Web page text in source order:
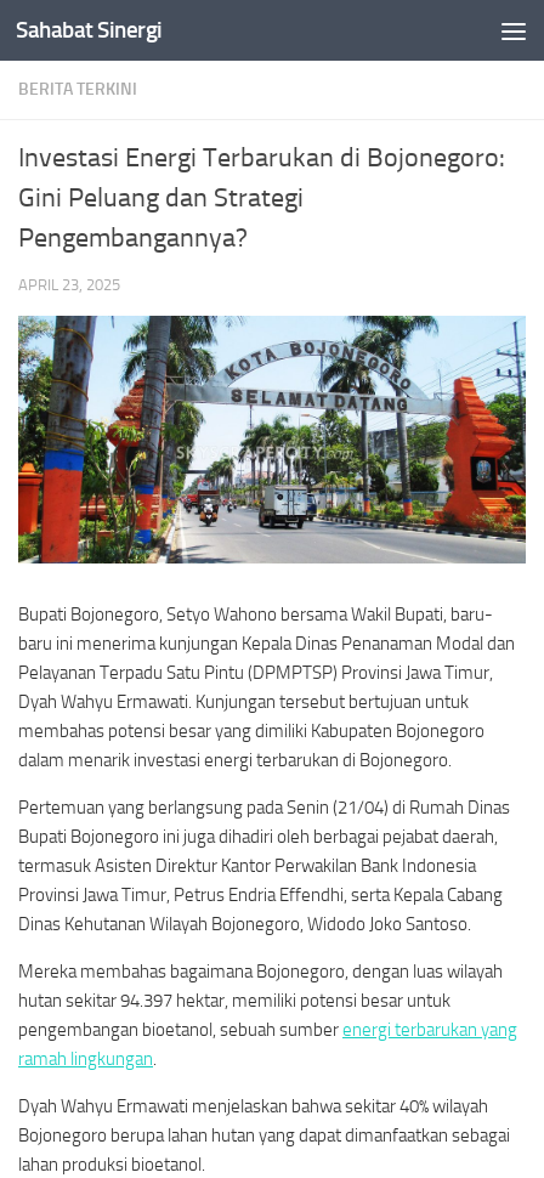
Skip to content
Sahabat Sinergi
BERITA TERKINI
Investasi Energi Terbarukan di Bojonegoro:
Gini Peluang dan Strategi
Pengembangannya?
APRIL 23, 2025
Bupati Bojonegoro, Setyo Wahono bersama Wakil Bupati, baru-
baru ini menerima kunjungan Kepala Dinas Penanaman Modal dan
Pelayanan Terpadu Satu Pintu (DPMPTSP) Provinsi Jawa Timur,
Dyah Wahyu Ermawati. Kunjungan tersebut bertujuan untuk
membahas potensi besar yang dimiliki Kabupaten Bojonegoro
dalam menarik investasi energi terbarukan di Bojonegoro.
Pertemuan yang berlangsung pada Senin (21/04) di Rumah Dinas
Bupati Bojonegoro ini juga dihadiri oleh berbagai pejabat daerah,
termasuk Asisten Direktur Kantor Perwakilan Bank Indonesia
Provinsi Jawa Timur, Petrus Endria Effendhi, serta Kepala Cabang
Dinas Kehutanan Wilayah Bojonegoro, Widodo Joko Santoso.
Mereka membahas bagaimana Bojonegoro, dengan luas wilayah
hutan sekitar 94.397 hektar, memiliki potensi besar untuk
pengembangan bioetanol, sebuah sumberenergi terbarukan yang
ramah lingkungan.
Dyah Wahyu Ermawati menjelaskan bahwa sekitar 40% wilayah
Bojonegoro berupa lahan hutan yang dapat dimanfaatkan sebagai
lahan produksi bioetanol.